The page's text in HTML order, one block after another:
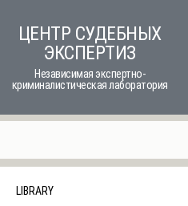
ЦЕНТР СУДЕБНЫХ
ЭКСПЕРТИЗ
Независимая экспертно-
криминалистическая лаборатория
LIBRARY